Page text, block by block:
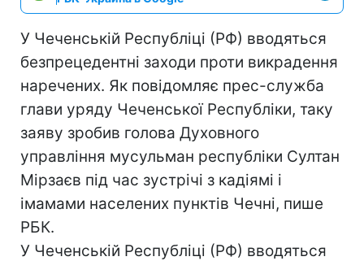
У Чеченській Республіці (РФ) вводяться
безпрецедентні заходи проти викрадення
наречених. Як повідомляє прес-служба
глави уряду Чеченської Республіки, таку
заяву зробив голова Духовного
управління мусульман республіки Султан
Мірзаєв під час зустрічі з кадіямі і
імамами населених пунктів Чечні, пише
РБК.
У Чеченській Республіці (РФ) вводяться